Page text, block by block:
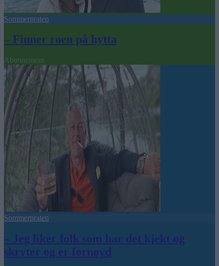
Sommerpraten
– Finner roen på hytta
Abonnement
Sommerpraten
– Jeg liker folk som har det kjekt og
skryter og er fornøyd